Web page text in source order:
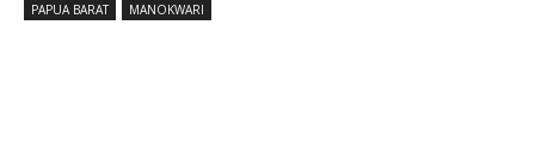
PAPUA BARAT MANOKWARI